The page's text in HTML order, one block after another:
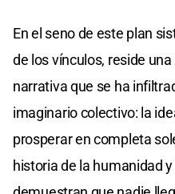
En el seno de este plan
de los vínculos, reside
narrativa que se ha
imaginario colectivo: la
prosperar en completa
historia de la humanidad